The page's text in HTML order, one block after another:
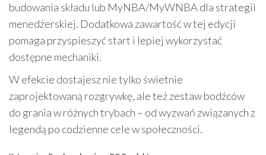
budowania składu lub MyNBA/MyWNBA dla strategii
menedżerskiej. Dodatkowa zawartość w tej edycji
pomaga przyspieszyć start i lepiej wykorzystać
dostępne mechaniki.
W efekcie dostajesz nie tylko świetnie
zaprojektowaną rozgrywkę, ale też zestaw bodźców
do grania w różnych trybach – od wyzwań związanych z
legendą po codzienne cele w społeczności.